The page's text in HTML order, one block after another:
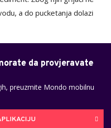
a do pucketanja dolazi
da provjeravate
preuzmite Mondo mobilnu